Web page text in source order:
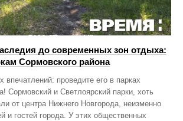
до современных зон отдыха:
Сормовского района
проведите его в парках
Сормовский и Светлоярский парки, хоть
от центра Нижнего Новгорода, неизменно
и гостей города. У этих общественных